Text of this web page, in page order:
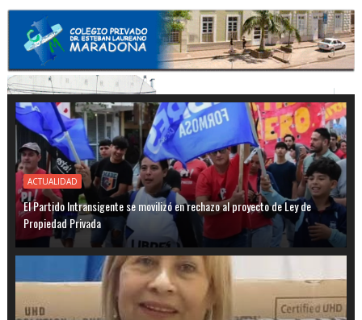
ACTUALIDAD
El Partido Intransigente se movilizó en rechazo al proyecto de Ley de
Propiedad Privada